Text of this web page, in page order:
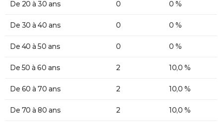
De 20 à 30 ans 0 0 %
De 30 à 40 ans 0 0 %
De 40 à 50 ans 0 0 %
De 50 à 60 ans 2 10,0 %
De 60 à 70 ans 2 10,0 %
De 70 à 80 ans 2 10,0 %